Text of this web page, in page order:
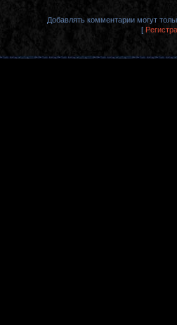
Добавлять комментарии могут
[